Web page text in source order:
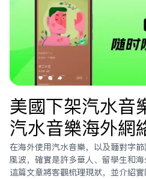
美國下架汽水音
汽水音樂海外網
在海外使用汽水音樂，以及面對字
風波，確實是許多華人、留學生和
這篇文章將客觀梳理現狀，並介紹實